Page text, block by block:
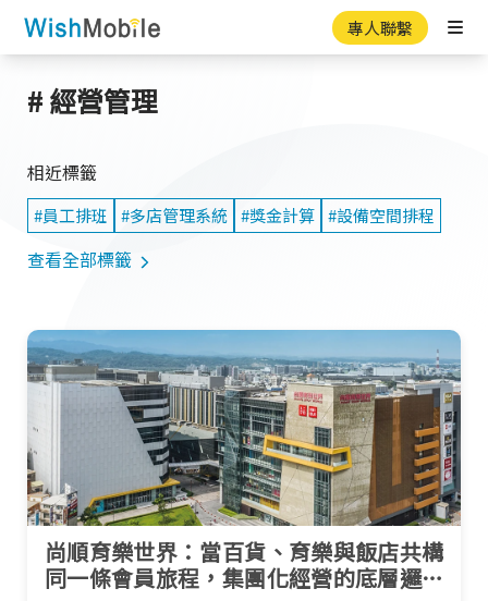
專人聯繫
# 經營管理
相近標籤
#員工排班 #多店管理系統 #獎金計算 #設備空間排程
查看全部標籤
尚順育樂世界：當百貨、育樂與飯店共構
同一條會員旅程，集團化經營的底層邏輯